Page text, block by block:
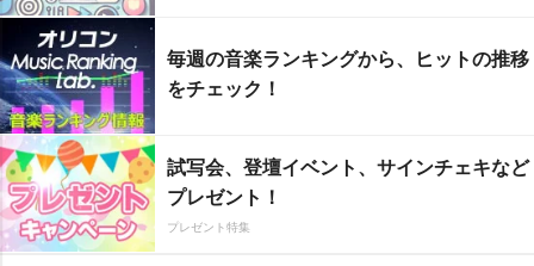
毎週の音楽ランキングから、ヒットの推移
をチェック！
試写会、登壇イベント、サインチェキなど
プレゼント！
プレゼント特集